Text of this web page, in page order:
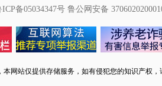
ICP备05034347号 鲁公网安备
网站仅提供存储服务，如有侵犯您的知识产权，